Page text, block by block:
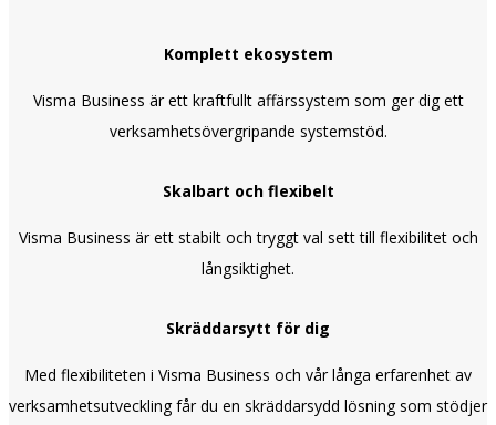
Komplett ekosystem
Visma Business är ett kraftfullt affärssystem som ger dig ett
verksamhetsövergripande systemstöd.
Skalbart och flexibelt
Visma Business är ett stabilt och tryggt val sett till flexibilitet och
långsiktighet.
Skräddarsytt för dig
Med flexibiliteten i Visma Business och vår långa erfarenhet av
verksamhetsutveckling får du en skräddarsydd lösning som stödjer